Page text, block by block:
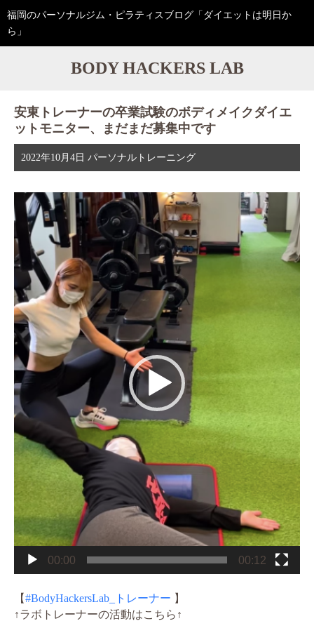
福岡のパーソナルジム・ピラティスブログ「ダイエットは明日か
ら」
BODY HACKERS LAB
安東トレーナーの卒業試験のボディメイクダイエ
ットモニター、まだまだ募集中です
2022年10月4日 パーソナルトレーニング
画
レ
ー
ー
00:00 00:12
【#BodyHackersLab_トレーナー 】
↑ラボトレーナーの活動はこちら↑